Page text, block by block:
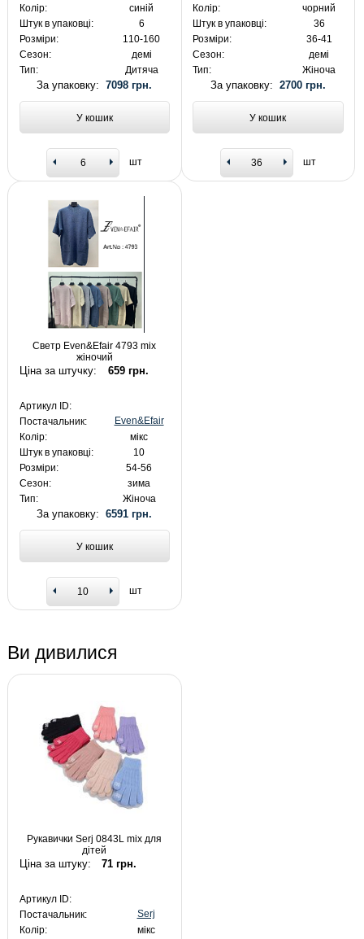
Колір:
синій
Штук в упаковці:
6
Розміри:
110-160
Сезон:
демі
Тип:
Дитяча
За упаковку:7098 грн.
У кошик
шт
Колір:
чорний
Штук в упаковці:
36
Розміри:
36-41
Сезон:
демі
Тип:
Жіноча
За упаковку: 2700 грн.
У кошик
шт
Светр Even&Efair 4793 mix
жіночий
Ціна за штучку: 659 грн.
Артикул ID:
Постачальник:
Even&Efair
Колір:
мікс
Штук в упаковці:
10
Розміри:
54-56
Сезон:
зима
Тип:
Жіноча
За упаковку:6591 грн.
У кошик
шт
Ви дивилися
Рукавички Serj 0843L mix для
дітей
Ціна за штуку: 71 грн.
Артикул ID:
Постачальник:
Serj
Колір:
мікс